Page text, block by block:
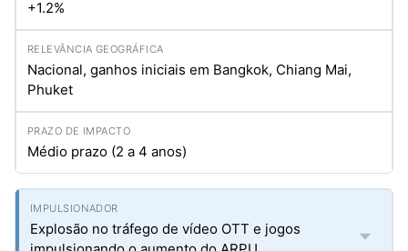
+1.2%
Nacional, ganhos iniciais em Bangkok, Chiang Mai,
Phuket
Médio prazo (2 a 4 anos)
Explosão no tráfego de vídeo OTT e jogos